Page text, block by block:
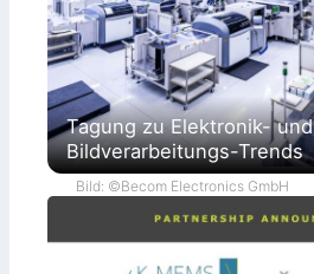
Tagung zu Elektronik- und
Bildverarbeitungs-Trends
Bild: ©Becom Electronics GmbH